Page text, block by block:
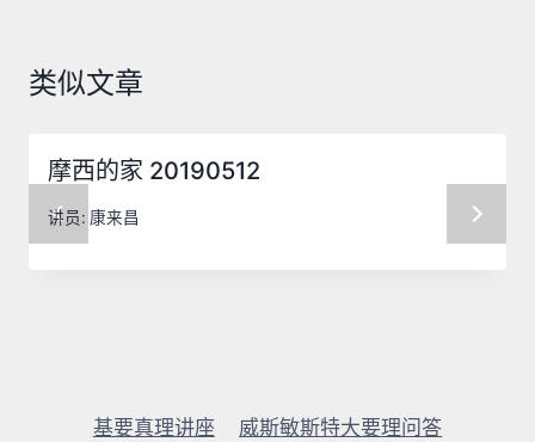
类似文章
摩西的家 20190512
讲员: 康来昌
基要真理讲座 威斯敏斯特大要理问答